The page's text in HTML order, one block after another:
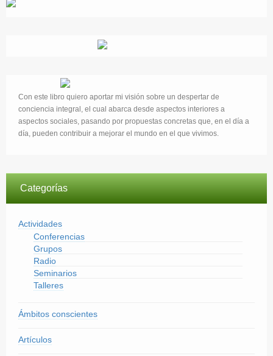
Con este libro quiero aportar mi visión sobre un despertar de
conciencia integral, el cual abarca desde aspectos interiores a
aspectos sociales, pasando por propuestas concretas que, en el día a
día, pueden contribuir a mejorar el mundo en el que vivimos.
Categorías
Actividades
Conferencias
Grupos
Radio
Seminarios
Talleres
Ámbitos conscientes
Artículos